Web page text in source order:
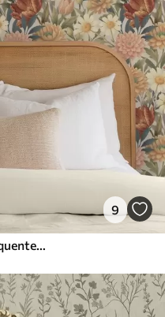
9
Jardim vintage floresce em tons quentes de terracota e pêssego